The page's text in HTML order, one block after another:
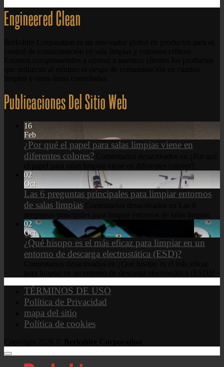
Engineered Clean
Publicaciones Del Sitio Web
16
Feb
¿Por qué el papel para salas limpias viene en
diferentes colores?
02
Oct
Las 6 preguntas principales para limpiar entornos
de salas limpias
02
Oct
¿Qué hisopo es el más eficaz para limpiar en un
entorno de descarga electrostática (ESD)?
TÉRMINOS DE USO
Política de Privacidad
mapa del sitio
Política de cookies